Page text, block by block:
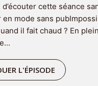
de sécurité absolue…
la séance, votre esprit
ralentit et votre
.
d’écouter cette séance
en mode sans
il fait chaud ? En
L'ÉPISODE